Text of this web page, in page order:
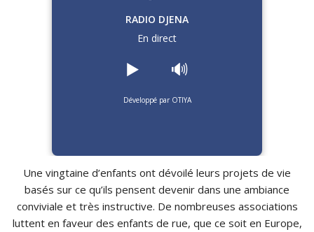
RADIO DJENA
En direct
▶️ 🔊
Développé par OTIYA
Une vingtaine d’enfants ont dévoilé leurs projets de vie
basés sur ce qu’ils pensent devenir dans une ambiance
conviviale et très instructive. De nombreuses associations
luttent en faveur des enfants de rue, que ce soit en Europe,